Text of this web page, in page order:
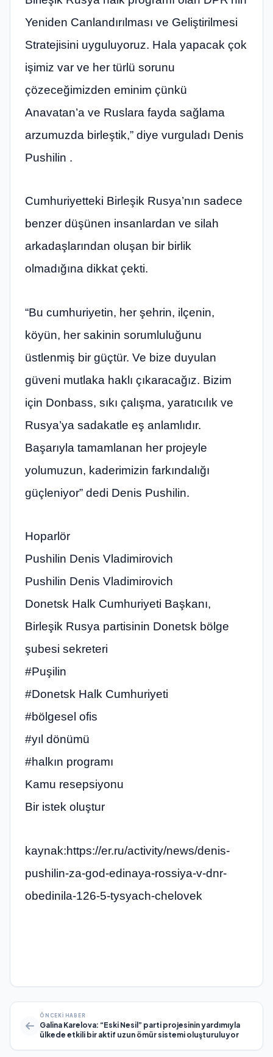
Yeniden Canlandırılması ve Geliştirilmesi
Stratejisini uyguluyoruz. Hala yapacak çok
işimiz var ve her türlü sorunu
çözeceğimizden eminim çünkü
Anavatan’a ve Ruslara fayda sağlama
arzumuzda birleştik,” diye vurguladı Denis
Pushilin .
Cumhuriyetteki Birleşik Rusya’nın sadece
benzer düşünen insanlardan ve silah
arkadaşlarından oluşan bir birlik
olmadığına dikkat çekti.
“Bu cumhuriyetin, her şehrin, ilçenin,
köyün, her sakinin sorumluluğunu
üstlenmiş bir güçtür. Ve bize duyulan
güveni mutlaka haklı çıkaracağız. Bizim
için Donbass, sıkı çalışma, yaratıcılık ve
Rusya’ya sadakatle eş anlamlıdır.
Başarıyla tamamlanan her projeyle
yolumuzun, kaderimizin farkındalığı
güçleniyor” dedi Denis Pushilin.
Hoparlör
Pushilin Denis Vladimirovich
Pushilin Denis Vladimirovich
Donetsk Halk Cumhuriyeti Başkanı,
Birleşik Rusya partisinin Donetsk bölge
şubesi sekreteri
#Puşilin
#Donetsk Halk Cumhuriyeti
#bölgesel ofis
#yıl dönümü
#halkın programı
Kamu resepsiyonu
Bir istek oluştur
kaynak:https://er.ru/activity/news/denis-
pushilin-za-god-edinaya-rossiya-v-dnr-
obedinila-126-5-tysyach-chelovek
ÖNCEKI HABER
Galina Karelova: “Eski Nesil” parti projesinin yardımıyla
ülkede etkili bir aktif uzun ömür sistemi oluşturuluyor